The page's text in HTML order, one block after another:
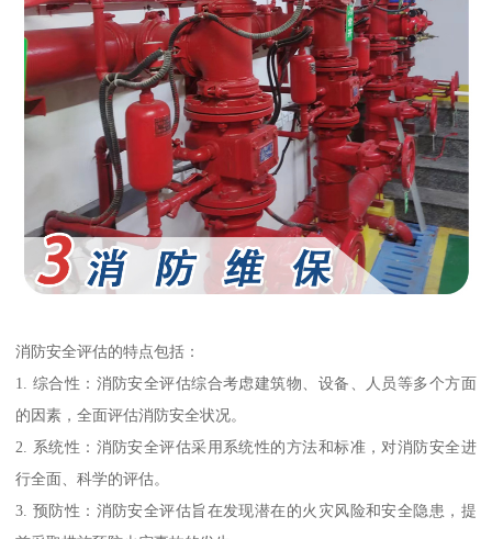
消防安全评估的特点包括：
1. 综合性：消防安全评估综合考虑建筑物、设备、人员等多个方面
的因素，全面评估消防安全状况。
2. 系统性：消防安全评估采用系统性的方法和标准，对消防安全进
行全面、科学的评估。
3. 预防性：消防安全评估旨在发现潜在的火灾风险和安全隐患，提